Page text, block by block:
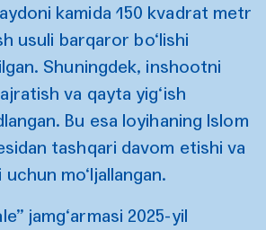
kamida 150 kvadrat metr
usuli barqaror bo‘lishi
Shuningdek, inshootni
va qayta yig‘ish
Bu esa loyihaning Islom
tashqari davom etishi va
mo‘ljallangan.
jamg‘armasi 2025-yil